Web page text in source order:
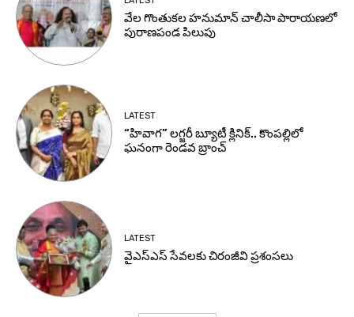
వేల గొంతుకల హనుమాన్ చాలీసా పారాయణలో
పురాణపండ పిలుపు
LATEST
“హివాగ” లగ్జరీ బ్యూటీ క్లినిక్.. కొంపల్లిలో
ఘనంగా రెండవ బ్రాంచ్
LATEST
వైఎస్ఎస్ సేవలకు చిరంజీవి ప్రశంసలు